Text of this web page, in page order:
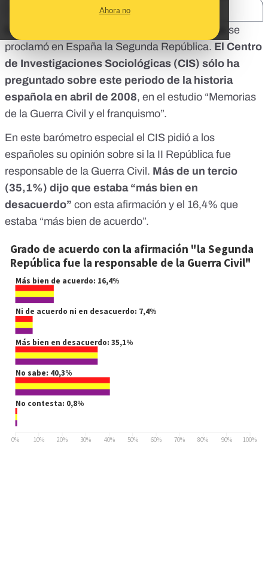
Ahora no
Este 14 de abril se cumplen 90 años desde que se
proclamó en España la Segunda República. El Centro
de Investigaciones Sociológicas (CIS) sólo ha
preguntado sobre este periodo de la historia
española en abril de 2008, en el estudio “Memorias
de la Guerra Civil y el franquismo”.
En este barómetro especial el CIS pidió a los
españoles su opinión sobre si la II República fue
responsable de la Guerra Civil. Más de un tercio
(35,1%) dijo que estaba “más bien en
desacuerdo” con esta afirmación y el 16,4% que
estaba “más bien de acuerdo”.